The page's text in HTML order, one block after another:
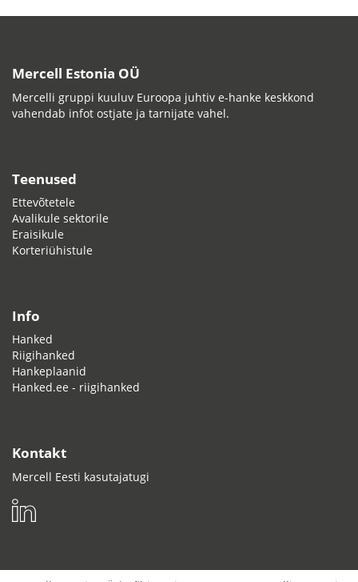
Mercell Estonia OÜ
Mercelli gruppi kuuluv Euroopa juhtiv e-hanke keskkond
vahendab infot ostjate ja tarnijate vahel.
Teenused
Ettevõtetele
Avalikule sektorile
Eraisikule
Korteriühistule
Info
Hanked
Riigihanked
Hankeplaanid
Hanked.ee - riigihanked
Kontakt
Mercell Eesti kasutajatugi